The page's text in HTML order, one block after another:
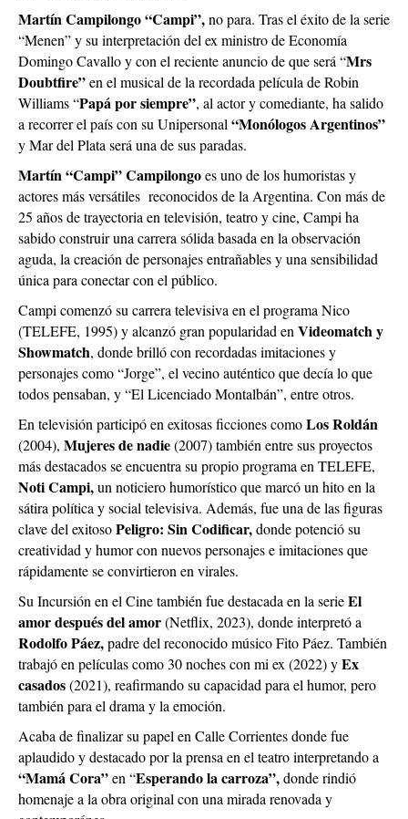
Martín Campilongo “Campi”,no para. Tras el éxito de la serie
“Menen” y su interpretación del ex ministro de Economía
Domingo Cavallo y con el reciente anuncio de que será “Mrs
Doubtfire”en el musical de la recordada película de Robin
Williams “Papá por siempre”, al actor y comediante, ha salido
a recorrer el país con su Unipersonal “Monólogos Argentinos”
y Mar del Plata será una de sus paradas.
Martín “Campi” Campilongoes uno de los humoristas y
actores más versátiles reconocidos de la Argentina. Con más de
25 años de trayectoria en televisión, teatro y cine, Campi ha
sabido construir una carrera sólida basada en la observación
aguda, la creación de personajes entrañables y una sensibilidad
única para conectar con el público.
Campi comenzó su carrera televisiva en el programa Nico
(TELEFE, 1995) y alcanzó gran popularidad en Videomatch y
Showmatch, donde brilló con recordadas imitaciones y
personajes como “Jorge”, el vecino auténtico que decía lo que
todos pensaban, y “El Licenciado Montalbán”, entre otros.
En televisión participó en exitosas ficciones comoLos Roldán
(2004), Mujeres de nadie(2007) también entre sus proyectos
más destacados se encuentra su propio programa en TELEFE,
Noti Campi,un noticiero humorístico que marcó un hito en la
sátira política y social televisiva. Además, fue una de las figuras
clave del exitosoPeligro: Sin Codificar,donde potenció su
creatividad y humor con nuevos personajes e imitaciones que
rápidamente se convirtieron en virales.
Su Incursión en el Cine también fue destacada en la serieEl
amor después del amor(Netflix, 2023), donde interpretó a
Rodolfo Páez,padre del reconocido músico Fito Páez. También
trabajó en películas como 30 noches con mi ex (2022) yEx
casados(2021), reafirmando su capacidad para el humor, pero
también para el drama y la emoción.
Acaba de finalizar su papel en Calle Corrientes donde fue
aplaudido y destacado por la prensa en el teatro interpretando a
“Mamá Cora”en “Esperando la carroza”,donde rindió
homenaje a la obra original con una mirada renovada y